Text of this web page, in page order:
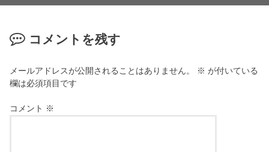
コメントを残す
メールアドレスが公開されることはありません。 ※ が付いている
欄は必須項目です
コメント ※